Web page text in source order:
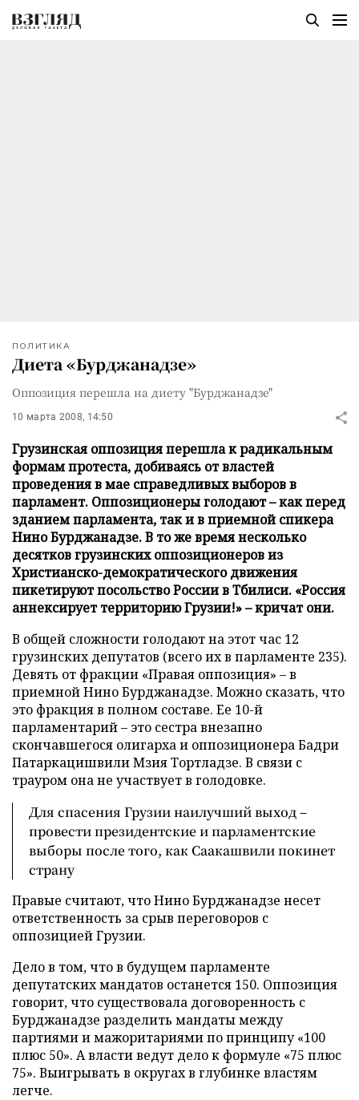
ПОЛИТИКА
Диета «Бурджанадзе»
Оппозиция перешла на диету "Бурджанадзе"
10 марта 2008, 14:50
Грузинская оппозиция перешла к радикальным
формам протеста, добиваясь от властей
проведения в мае справедливых выборов в
парламент. Оппозиционеры голодают – как перед
зданием парламента, так и в приемной спикера
Нино Бурджанадзе. В то же время несколько
десятков грузинских оппозиционеров из
Христианско-демократического движения
пикетируют посольство России в Тбилиси. «Россия
аннексирует территорию Грузии!» – кричат они.
В общей сложности голодают на этот час 12
грузинских депутатов (всего их в парламенте 235).
Девять от фракции «Правая оппозиция» – в
приемной Нино Бурджанадзе. Можно сказать, что
это фракция в полном составе. Ее 10-й
парламентарий – это сестра внезапно
скончавшегося олигарха и оппозиционера Бадри
Патаркацишвили Мзия Тортладзе. В связи с
трауром она не участвует в голодовке.
Для спасения Грузии наилучший выход –
провести президентские и парламентские
выборы после того, как Саакашвили покинет
страну
Правые считают, что Нино Бурджанадзе несет
ответственность за срыв переговоров с
оппозицией Грузии.
Дело в том, что в будущем парламенте
депутатских мандатов останется 150. Оппозиция
говорит, что существовала договоренность с
Бурджанадзе разделить мандаты между
партиями и мажоритариями по принципу «100
плюс 50». А власти ведут дело к формуле «75 плюс
75». Выигрывать в округах в глубинке властям
легче.